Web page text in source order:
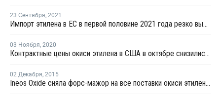
23 Сентября, 2021
Импорт этилена в ЕС в первой половине 2021 года резко вырос
03 Ноября, 2020
Контрактные цены окиси этилена в США в октябре снизились на USD13 за тонну
02 Декабря, 2015
Ineos Oxide сняла форс-мажор на все поставки окиси этилена в Европе